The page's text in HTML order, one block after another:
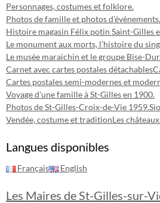
Personnages, costumes et folklore.
Photos de famille et photos d'évènements.
Histoire magasin Félix potin Saint-Gilles
Le monument aux morts, l'histoire du
Le musée maraichin et le groupe Bise-
Carnet avec cartes postales détachables
Cartes postales semi-modernes et
Voyage d'une famille à St-Gilles en 1900.
Photos de St-Gilles-Croix-de-Vie 1959.
Vendée, costume et traditionLes
Langues disponibles
Français English
Les Maires de St-Gilles-sur-